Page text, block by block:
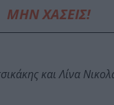
ΜΗΝ ΧΑΣΕΙΣ!
και Λίνα